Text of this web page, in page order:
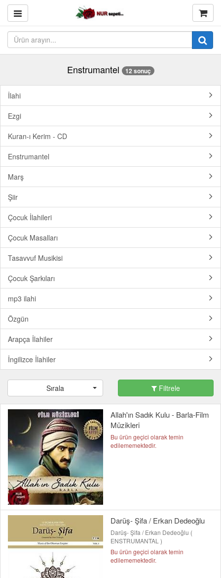
Enstrumantel 12 sonuç
İlahi
Ezgi
Kuran-ı Kerim - CD
Enstrumantel
Marş
Şiir
Çocuk İlahileri
Çocuk Masalları
Tasavvuf Musikisi
Çocuk Şarkıları
mp3 ilahi
Özgün
Arapça İlahiler
İngilizce İlahiler
Sırala Filtrele
Allah'ın Sadık Kulu - Barla-Film
Müzikleri
Bu ürün geçici olarak temin
edilememektedir.
Darüş- Şifa / Erkan Dedeoğlu
Darüş- Şifa / Erkan Dedeoğlu (
ENSTRUMANTAL )
Bu ürün geçici olarak temin
edilememektedir.